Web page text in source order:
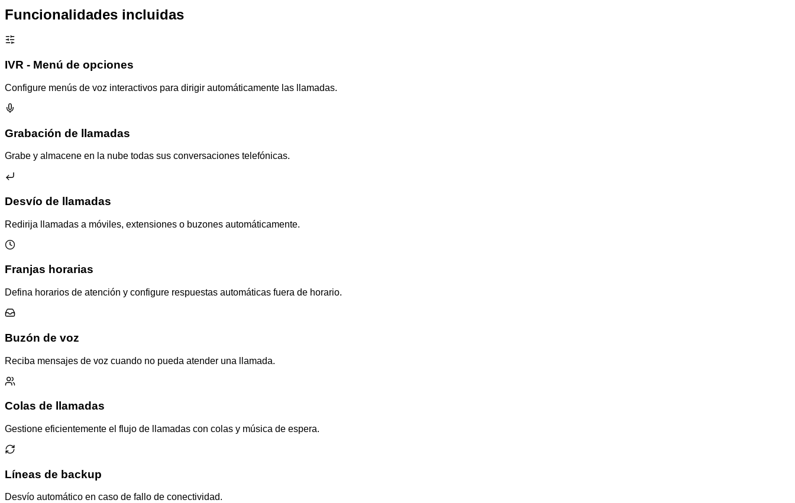
Funcionalidades incluidas
IVR - Menú de opciones
Configure menús de voz interactivos para dirigir automáticamente las llamadas.
Grabación de llamadas
Grabe y almacene en la nube todas sus conversaciones telefónicas.
Desvío de llamadas
Redirija llamadas a móviles, extensiones o buzones automáticamente.
Franjas horarias
Defina horarios de atención y configure respuestas automáticas fuera de horario.
Buzón de voz
Reciba mensajes de voz cuando no pueda atender una llamada.
Colas de llamadas
Gestione eficientemente el flujo de llamadas con colas y música de espera.
Líneas de backup
Desvío automático en caso de fallo de conectividad.